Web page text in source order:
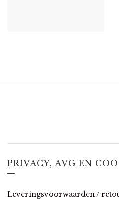
PRIVACY, AVG EN
Leveringsvoorwaarden /